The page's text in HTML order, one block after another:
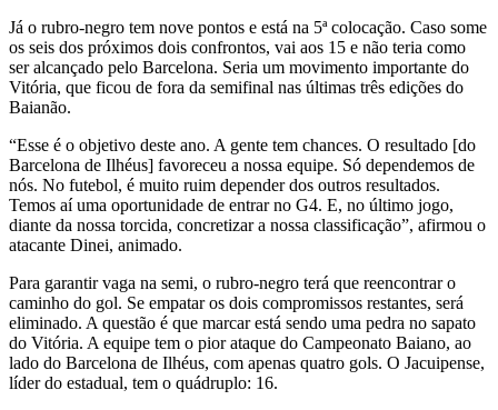
Já o rubro-negro tem nove pontos e está na 5ª colocação. Caso some
os seis dos próximos dois confrontos, vai aos 15 e não teria como
ser alcançado pelo Barcelona. Seria um movimento importante do
Vitória, que ficou de fora da semifinal nas últimas três edições do
Baianão.
“Esse é o objetivo deste ano. A gente tem chances. O resultado [do
Barcelona de Ilhéus] favoreceu a nossa equipe. Só dependemos de
nós. No futebol, é muito ruim depender dos outros resultados.
Temos aí uma oportunidade de entrar no G4. E, no último jogo,
diante da nossa torcida, concretizar a nossa classificação”, afirmou o
atacante Dinei, animado.
Para garantir vaga na semi, o rubro-negro terá que reencontrar o
caminho do gol. Se empatar os dois compromissos restantes, será
eliminado. A questão é que marcar está sendo uma pedra no sapato
do Vitória. A equipe tem o pior ataque do Campeonato Baiano, ao
lado do Barcelona de Ilhéus, com apenas quatro gols. O Jacuipense,
líder do estadual, tem o quádruplo: 16.